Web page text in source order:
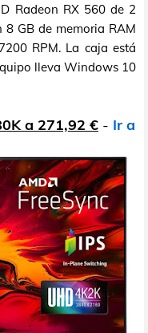
Radeon RX 560 de 2
8 GB de memoria RAM
RPM. La caja está
lleva Windows 10
a 271,92 € - Ir a